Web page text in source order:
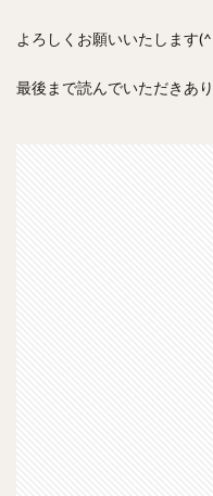
よろしくお願いいたします
最後まで読んでいただきあ